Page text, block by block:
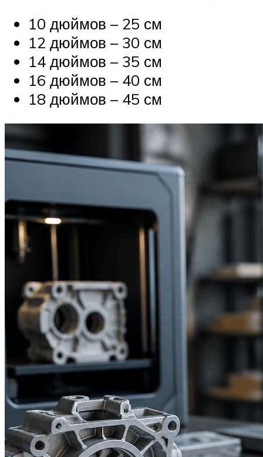
10 дюймов – 25 см
12 дюймов – 30 см
14 дюймов – 35 см
16 дюймов – 40 см
18 дюймов – 45 см